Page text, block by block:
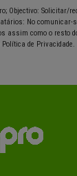
Objectivo: Solicitar/
No comunicar-
assim como o resto
de Privacidade.